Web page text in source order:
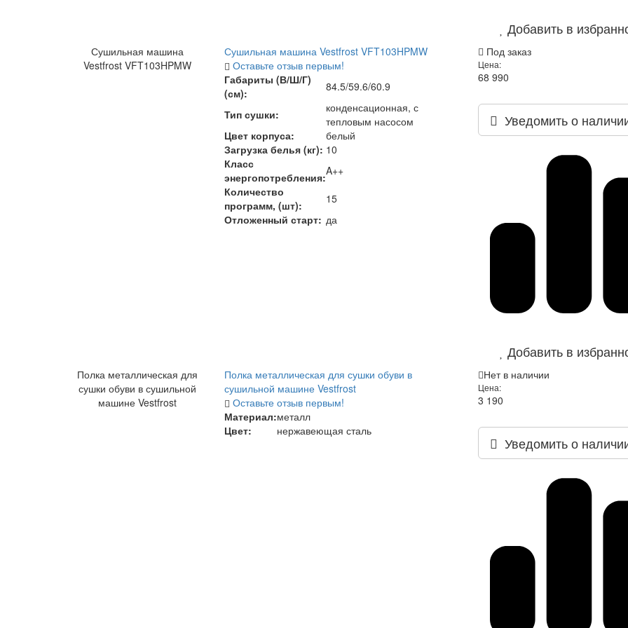
Добавить в
Сушильная машина
Vestfrost VFT103HPMW
Сушильная машина Vestfrost VFT103HPMW
Оставьте отзыв первым!
Габариты (В/Ш/Г)
(см):
84.5/59.6/60.9
Тип сушки:
конденсационная, с
тепловым насосом
Цвет корпуса:
белый
Загрузка белья (кг): 10
Класс
энергопотребления:A++
Количество
программ, (шт):
15
Отложенный старт: да
Под заказ
Цена:
68 990
Уведомить о
Добавить в
Полка металлическая для
сушки обуви в сушильной
машине Vestfrost
Полка металлическая для сушки обуви в
сушильной машине Vestfrost
Оставьте отзыв первым!
Материал:металл
Цвет:
нержавеющая сталь
Нет в наличии
Цена:
3 190
Уведомить о